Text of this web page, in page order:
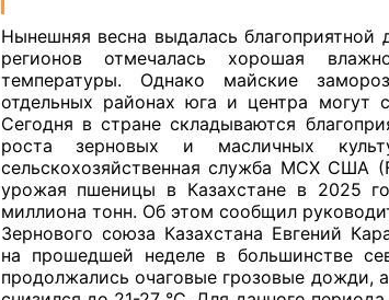
Нынешняя весна выдалась благоприятной
регионов отмечалась хорошая
температуры. Однако майские
отдельных районах юга и центра могут
Сегодня в стране складываются
роста зерновых и масличных
сельскохозяйственная служба МСХ США
урожая пшеницы в Казахстане в 2025
миллиона тонн. Об этом сообщил
Зернового союза Казахстана Евгений
на прошедшей неделе в большинстве
продолжались очаговые грозовые дожди,